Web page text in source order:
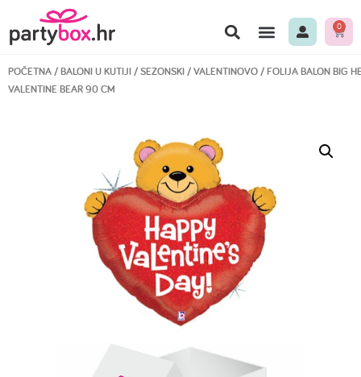
0
POČETNA/BALONI U KUTIJI/SEZONSKI/VALENTINOVO/ FOLIJA BALON BIG
VALENTINE BEAR 90 CM